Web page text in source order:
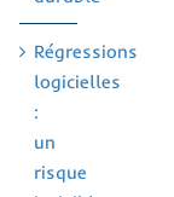
Régressions
logicielles
:
un
risque